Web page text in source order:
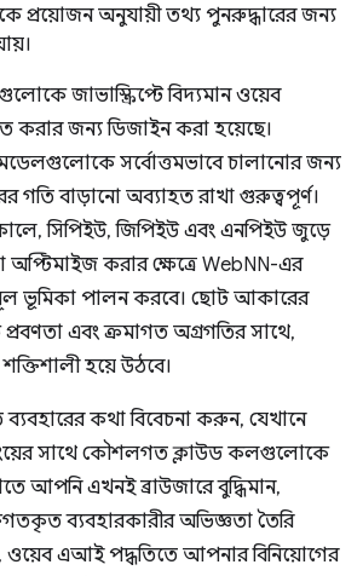
প্রয়োজন অনুযায়ী তথ্য পুনরুদ্ধারের জন্য
জাভাস্ক্রিপ্টে বিদ্যমান ওয়েব
করার জন্য ডিজাইন করা হয়েছে।
মডেলগুলোকে সর্বোত্তমভাবে চালানোর জন্য
গতি বাড়ানো অব্যাহত রাখা গুরুত্বপূর্ণ।
সিপিইউ, জিপিইউ এবং এনপিইউ জুড়ে
অপ্টিমাইজ করার ক্ষেত্রে WebNN-এর
ভূমিকা পালন করবে। ছোট আকারের
এবং ক্রমাগত অগ্রগতির সাথে,
হয়ে উঠবে।
ব্যবহারের কথা বিবেচনা করুন, যেখানে
সাথে কৌশলগত ক্লাউড কলগুলোকে
আপনি এখনই ব্রাউজারে বুদ্ধিমান,
ব্যবহারকারীর অভিজ্ঞতা তৈরি
ওয়েব এআই পদ্ধতিতে আপনার বিনিয়োগের